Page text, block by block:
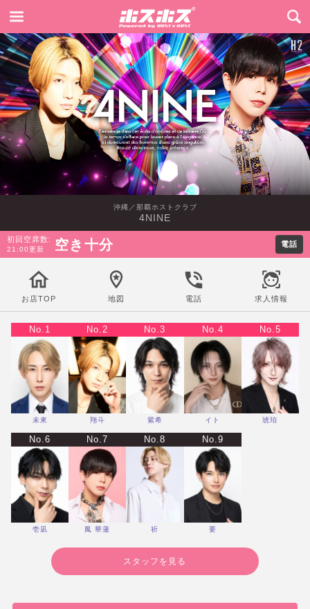
沖縄／那覇ホストクラブ
4NINE
初回空席数:
21:00更新 空き十分 電話
お店TOP 地図 電話 求人情報
No.1
未來
No.2
翔斗
No.3
紫希
No.4
イト
No.5
琥珀
No.6
壱凪
No.7
鳳 華蓮
No.8
祈
No.9
要
スタッフを見る